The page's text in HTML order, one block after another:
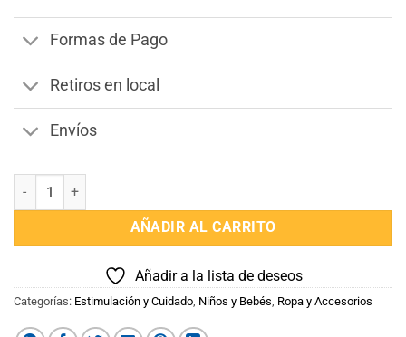
Formas de Pago
Retiros en local
Envíos
Rodilleras de Gateo para Bebe cantidad
AÑADIR AL CARRITO
Añadir a la lista de deseos
Categorías: Estimulación y Cuidado, Niños y Bebés, Ropa y Accesorios